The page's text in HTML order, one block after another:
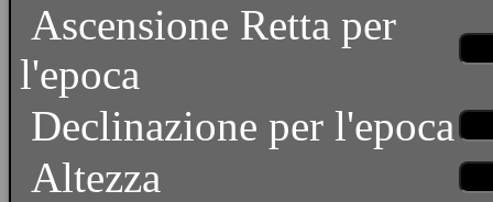
Ascensione Retta per
l'epoca
Declinazione per l'epoca
Altezza